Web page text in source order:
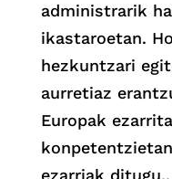
administrarik
ikastaroetan.
hezkuntzari
aurretiaz
Europak
ezarriak ditugu..